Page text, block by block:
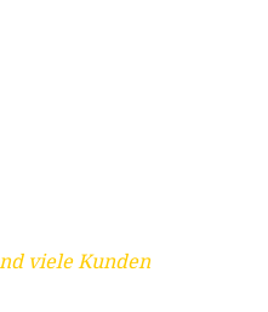
viele Kunden